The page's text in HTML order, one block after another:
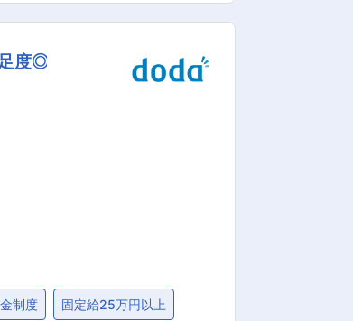
得も可能です。 残業はほとん
度◎
制度 固定給25万円以上